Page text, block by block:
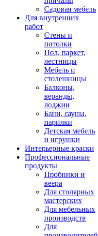
Садовая мебель
Для внутренних
работ
Стены и
потолки
Пол, паркет,
лестницы
Мебель и
столешницы
Балконы,
веранды,
лоджии
Бани, сауны,
парилки
Детская мебель
и игрушки
Интерьерные краски
Профессиональные
продукты
Пробники и
веера
Для столярных
мастерских
Для мебельных
производств
Для